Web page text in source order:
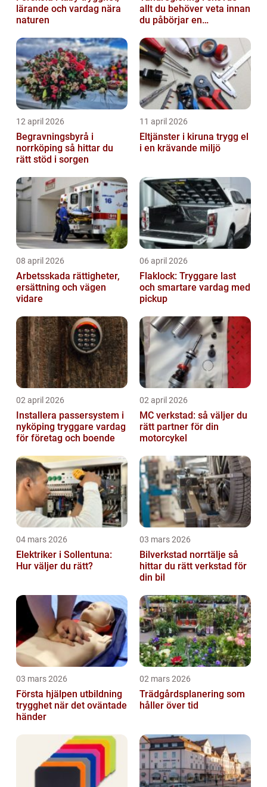
lärande och vardag nära
naturen
allt du behöver veta innan
du påbörjar en
12 april 2026
Begravningsbyrå i
norrköping så hittar du
rätt stöd i sorgen
11 april 2026
Eltjänster i kiruna trygg el
i en krävande miljö
08 april 2026
Arbetsskada rättigheter,
ersättning och vägen
vidare
06 april 2026
Flaklock: Tryggare last
och smartare vardag med
pickup
02 april 2026
Installera passersystem i
nyköping tryggare vardag
för företag och boende
02 april 2026
MC verkstad: så väljer du
rätt partner för din
motorcykel
04 mars 2026
Elektriker i Sollentuna:
Hur väljer du rätt?
03 mars 2026
Bilverkstad norrtälje så
hittar du rätt verkstad för
din bil
03 mars 2026
Första hjälpen utbildning
trygghet när det oväntade
händer
02 mars 2026
Trädgårdsplanering som
håller över tid